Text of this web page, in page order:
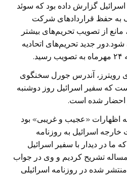
گزارش داده بود که سوئد
به حفظ قراردادهای شرکت
مانع از تصویب تحریم‌های بیشتر
شود.دور جدید تحریم‌های اتحادیه
رویترز، آندرس جورل سخنگوی
که سفیر اسرائیل روز دوشنبه
احضار شده است.
اظهارات «عجیب و غریبی» بود
اسرائیل به روزنامه
ما در دیدار با سفیر اسرائیل
تشریح کردیم و وی در جواب
شده در روزنامه اسرائیلی